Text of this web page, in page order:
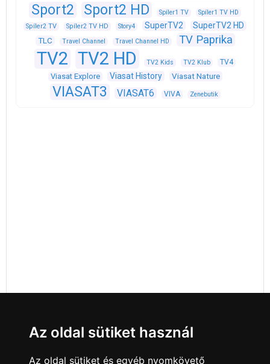
Sport2 Sport2 HD Spíler1 TV
Spíler1 TV HD
Spíler2 TV
Spíler2 TV HD Story4 SuperTV2 SuperTV2 HD
TLC Travel Channel Travel Channel HD TV Paprika
TV2 TV2 HD TV2 Kids TV2 Klub TV4
Viasat Explore Viasat History Viasat Nature
VIASAT3 VIASAT6 VIVA Zenebutik
Az oldal sütiket használ
Az oldal sütiket és egyéb nyomkövető